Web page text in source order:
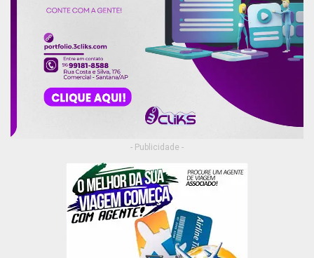
- Publicidade -